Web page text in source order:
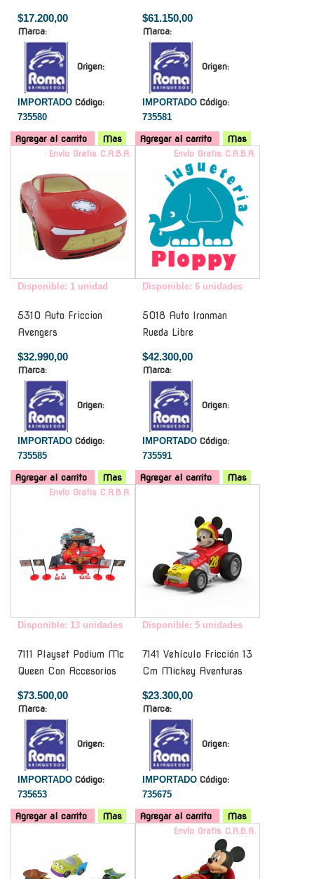
$17.200,00
Marca:
Origen:
IMPORTADO Código:
735580
Agregar al carrito Mas
$61.150,00
Marca:
Origen:
IMPORTADO Código:
735581
Agregar al carrito
Mas
Envío Gratis C.A.B.A.
Disponible: 1 unidad
5310 Auto Friccion
Avengers
$32.990,00
Marca:
Origen:
IMPORTADO Código:
735585
Agregar al carrito Mas
Envío Gratis C.A.B.A.
Disponible: 6 unidades
5018 Auto Ironman
Rueda Libre
$42.300,00
Marca:
Origen:
IMPORTADO Código:
735591
Agregar al carrito
Mas
Envío Gratis C.A.B.A.
Disponible: 13 unidades
7111 Playset Podium Mc
Queen Con Accesorios
$73.500,00
Marca:
Origen:
IMPORTADO Código:
735653
Agregar al carrito Mas
Disponible: 5 unidades
7141 Vehículo Fricción 13
Cm Mickey Aventuras
$23.300,00
Marca:
Origen:
IMPORTADO Código:
735675
Agregar al carrito
Mas
Envío Gratis C.A.B.A.